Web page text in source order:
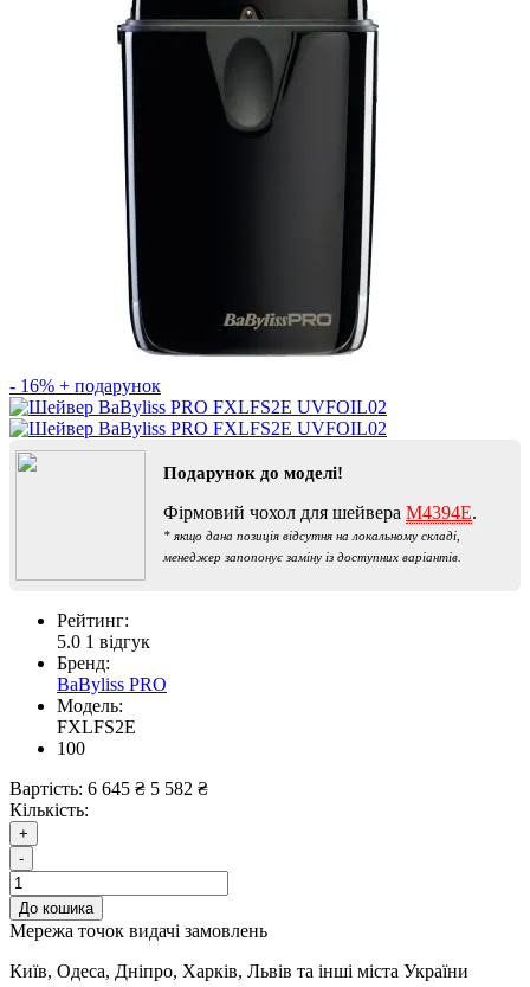
- 16% + подарунок
Подарунок до моделі!
Фірмовий чохол для шейвера M4394E.
* якщо дана позиція відсутня на локальному складі,
менеджер запопонує заміну із доступних варіантів.
Рейтинг:
5.0 1 відгук
Бренд:
BaByliss PRO
Модель:
FXLFS2E
100
Вартість: 6 645 ₴ 5 582 ₴
Кількість:
+
-
До кошика
Мережа точок видачі замовлень
Київ, Одеса, Дніпро, Харків, Львів та інші міста України